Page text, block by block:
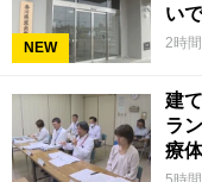
NEW
い
2時
建
ラ
療
見